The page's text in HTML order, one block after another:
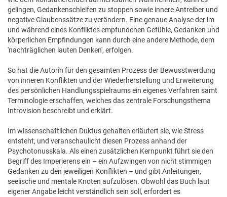
gelingen, Gedankenschleifen zu stoppen sowie innere Antreiber und
negative Glaubenssätze zu verändern. Eine genaue Analyse der im
und während eines Konfliktes empfundenen Gefühle, Gedanken und
körperlichen Empfindungen kann durch eine andere Methode, dem
'nachträglichen lauten Denken', erfolgen.
So hat die Autorin für den gesamten Prozess der Bewusstwerdung
von inneren Konflikten und der Wiederherstellung und Erweiterung
des persönlichen Handlungsspielraums ein eigenes Verfahren samt
Terminologie erschaffen, welches das zentrale Forschungsthema
Introvision beschreibt und erklärt.
Im wissenschaftlichen Duktus gehalten erläutert sie, wie Stress
entsteht, und veranschaulicht diesen Prozess anhand der
Psychotonusskala. Als einen zusätzlichen Kernpunkt führt sie den
Begriff des Imperierens ein – ein Aufzwingen von nicht stimmigen
Gedanken zu den jeweiligen Konflikten – und gibt Anleitungen,
seelische und mentale Knoten aufzulösen. Obwohl das Buch laut
eigener Angabe leicht verständlich sein soll, erfordert es